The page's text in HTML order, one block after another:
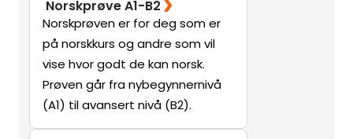
Norskprøve A1-B2
Norskprøven er for deg som er
på norskkurs og andre som vil
vise hvor godt de kan norsk.
Prøven går fra nybegynnernivå
(A1) til avansert nivå (B2).